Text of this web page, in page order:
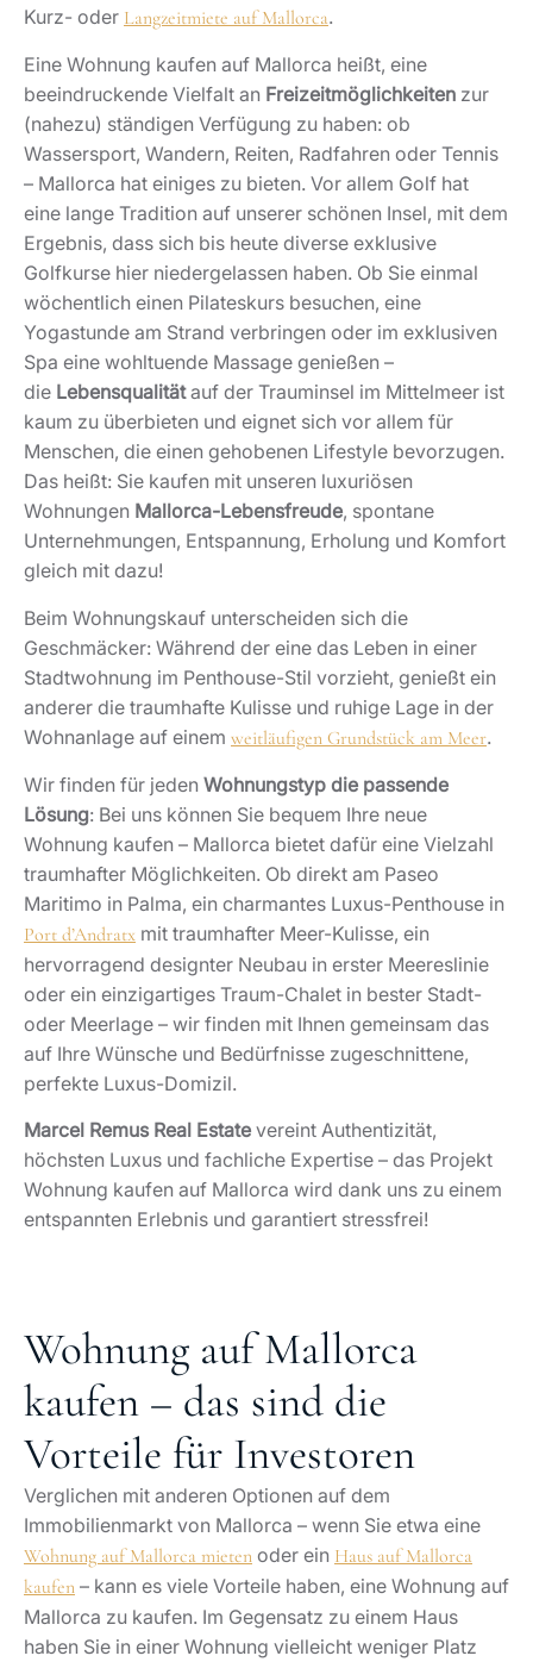
Kurz- oder Langzeitmiete auf Mallorca.
Eine Wohnung kaufen auf Mallorca heißt, eine
beeindruckende Vielfalt an Freizeitmöglichkeiten zur
(nahezu) ständigen Verfügung zu haben: ob
Wassersport, Wandern, Reiten, Radfahren oder Tennis
– Mallorca hat einiges zu bieten. Vor allem Golf hat
eine lange Tradition auf unserer schönen Insel, mit dem
Ergebnis, dass sich bis heute diverse exklusive
Golfkurse hier niedergelassen haben. Ob Sie einmal
wöchentlich einen Pilateskurs besuchen, eine
Yogastunde am Strand verbringen oder im exklusiven
Spa eine wohltuende Massage genießen –
die Lebensqualitätauf der Trauminsel im Mittelmeer ist
kaum zu überbieten und eignet sich vor allem für
Menschen, die einen gehobenen Lifestyle bevorzugen.
Das heißt: Sie kaufen mit unseren luxuriösen
Wohnungen Mallorca-Lebensfreude, spontane
Unternehmungen, Entspannung, Erholung und Komfort
gleich mit dazu!
Beim Wohnungskauf unterscheiden sich die
Geschmäcker: Während der eine das Leben in einer
Stadtwohnung im Penthouse-Stil vorzieht, genießt ein
anderer die traumhafte Kulisse und ruhige Lage in der
Wohnanlage auf einem weitläufigen Grundstück am Meer.
Wir finden für jeden Wohnungstyp die passende
Lösung: Bei uns können Sie bequem Ihre neue
Wohnung kaufen – Mallorca bietet dafür eine Vielzahl
traumhafter Möglichkeiten. Ob direkt am Paseo
Maritimo in Palma, ein charmantes Luxus-Penthouse in
Port d’Andratx mit traumhafter Meer-Kulisse, ein
hervorragend designter Neubau in erster Meereslinie
oder ein einzigartiges Traum-Chalet in bester Stadt-
oder Meerlage – wir finden mit Ihnen gemeinsam das
auf Ihre Wünsche und Bedürfnisse zugeschnittene,
perfekte Luxus-Domizil.
Marcel Remus Real Estate vereint Authentizität,
höchsten Luxus und fachliche Expertise – das Projekt
Wohnung kaufen auf Mallorca wird dank uns zu einem
entspannten Erlebnis und garantiert stressfrei!
Wohnung auf Mallorca
kaufen – das sind die
Vorteile für Investoren
Verglichen mit anderen Optionen auf dem
Immobilienmarkt von Mallorca – wenn Sie etwa eine
Wohnung auf Mallorca mieten oder ein Haus auf Mallorca
kaufen – kann es viele Vorteile haben, eine Wohnung auf
Mallorca zu kaufen. Im Gegensatz zu einem Haus
haben Sie in einer Wohnung vielleicht weniger Platz